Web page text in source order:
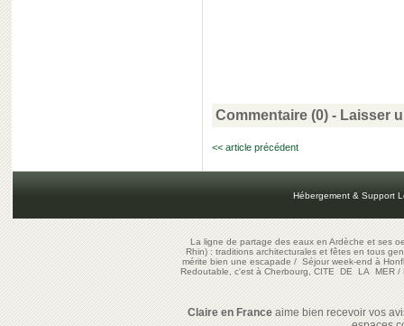
Commentaire (0) - Laisser
<< article précédent
Hébergement & Support
La ligne de partage des eaux en Ardèche et ses
Rhin) : traditions architecturales et fêtes en tous
mérite bien une escapade/Séjour week-end à
Redoutable, c'est à Cherbourg, CITE DE LA MER/
Claire en Franceaime bien recevoir vos